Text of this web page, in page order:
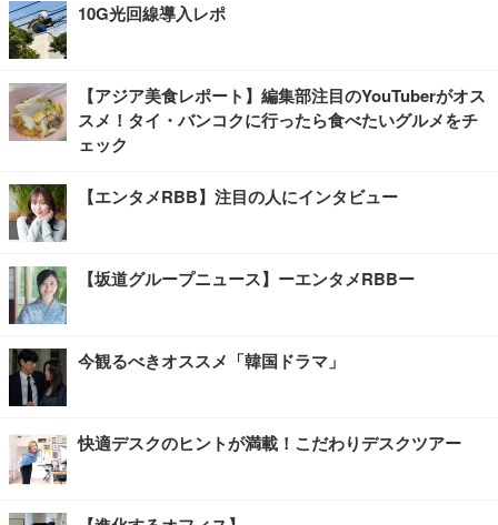
10G光回線導入レポ
【アジア美食レポート】編集部注目のYouTuberがオス
スメ！タイ・バンコクに行ったら食べたいグルメをチ
ェック
【エンタメRBB】注目の人にインタビュー
【坂道グループニュース】ーエンタメRBBー
今観るべきオススメ「韓国ドラマ」
快適デスクのヒントが満載！こだわりデスクツアー